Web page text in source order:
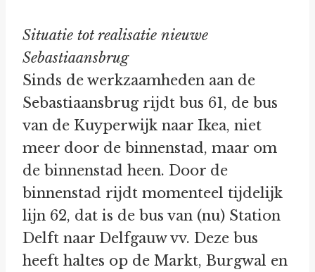
Situatie tot realisatie nieuwe
Sebastiaansbrug
Sinds de werkzaamheden aan de
Sebastiaansbrug rijdt bus 61, de bus
van de Kuyperwijk naar Ikea, niet
meer door de binnenstad, maar om
de binnenstad heen. Door de
binnenstad rijdt momenteel tijdelijk
lijn 62, dat is de bus van (nu) Station
Delft naar Delfgauw vv. Deze bus
heeft haltes op de Markt, Burgwal en